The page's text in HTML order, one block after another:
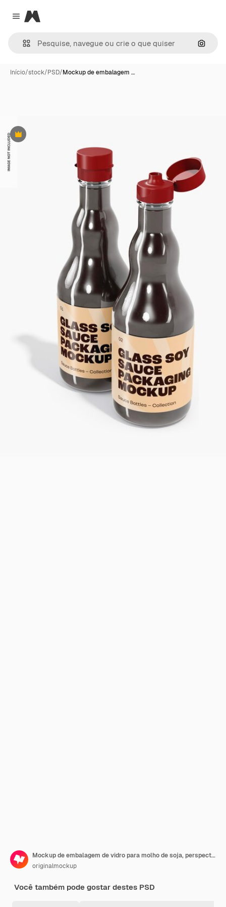
Close menu
Magnific
Início/stock/PSD/Mockup de embalagem …
Premium
Mockup de embalagem de vidro para molho de soja, perspectiva
originalmockup
Você também pode gostar destes PSD